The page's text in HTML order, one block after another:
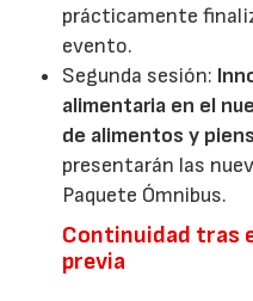
prácticamente
evento.
Segunda sesión:
alimentaria en el
de alimentos y
presentarán las
Paquete Ómnibus.
Continuidad tras
previa